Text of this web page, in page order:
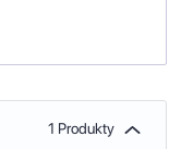
1 Produkty